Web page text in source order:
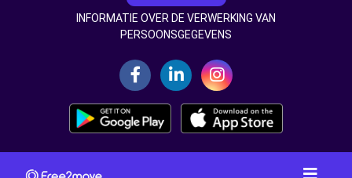
INFORMATIE OVER DE VERWERKING VAN
PERSOONSGEGEVENS